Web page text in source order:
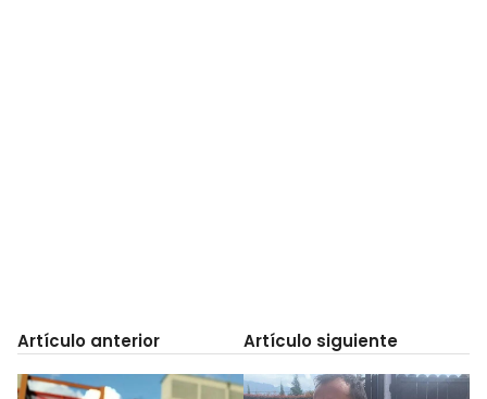
Artículo anterior Artículo siguiente